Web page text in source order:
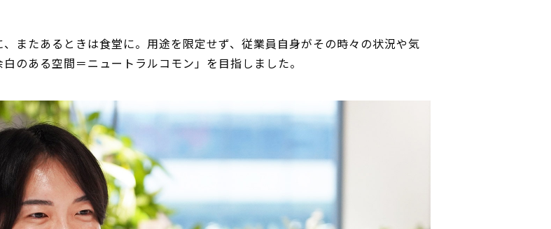
またあるときは食堂に。用途を限定せず、従業員自身がその時々の状況や気
のある空間＝ニュートラルコモン」を目指しました。